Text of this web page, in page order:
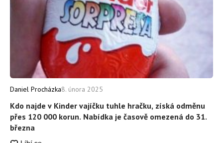
Kdo najde v Kinder vajíčku tuhle hračku, získá odměnu
přes 120 000 korun. Nabídka je časově omezená do 31.
března
Daniel Procházka8. února 2025